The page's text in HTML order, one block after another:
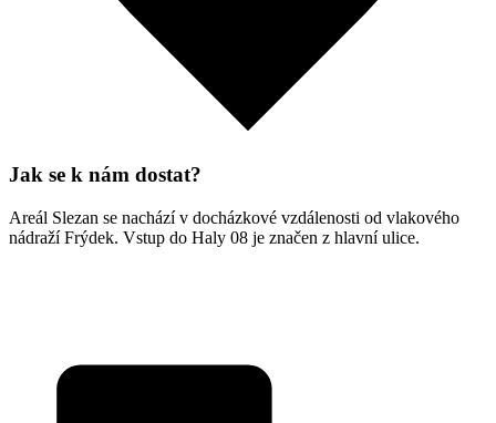
Jak se k nám dostat?
Areál Slezan se nachází v docházkové vzdálenosti od vlakového
nádraží Frýdek. Vstup do Haly 08 je značen z hlavní ulice.